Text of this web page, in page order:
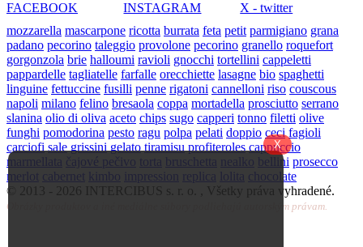
FACEBOOK INSTAGRAM
X - twitter
mozzarella mascarpone ricotta burrata feta petit parmigiano grana
padano pecorino taleggio provolone pecorino granello roquefort
gorgonzola brie halloumi ravioli gnocchi tortellini cappeletti
pappardelle tagliatelle farfalle orecchiette lasagne bio spaghetti
linguine fettuccine fusilli penne rigatoni cannelloni riso couscous
napoli milano felino bresaola coppa mortadella prosciutto serrano
slanina olio di oliva aceto chips sugo capperi tonno filetti olive
funghi pomodorina pesto ragu polpa pelati doppio ceci fagioli
carciofi sale grissini gelato tiramisu profiteroles cappuccio
marmellata čajové pečivo torta bruschetta nealko bellini prosecco
merlot cabernet kimbo impression replica lolita chocolate
© 2013 -
2026 INTERCIBUS s. r. o. , Všetky práva vyhradené.
Obrázky produktov a iné mediálne súbory podliehajú autorským právam.
X